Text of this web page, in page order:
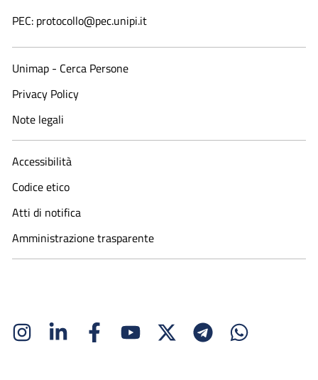
PEC: protocollo@pec.unipi.it
Unimap - Cerca Persone
Privacy Policy
Note legali
Accessibilità
Codice etico
Atti di notifica
Amministrazione trasparente